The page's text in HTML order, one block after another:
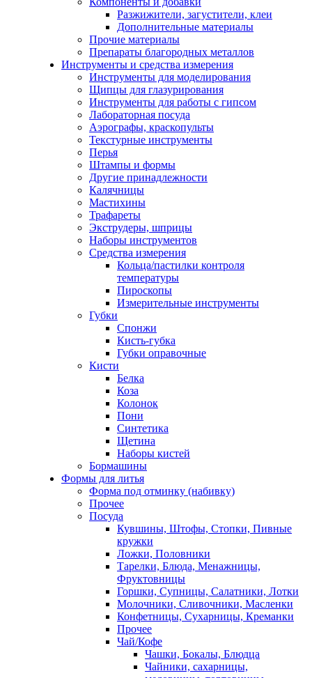
Разжижители, загустители, клеи
Дополнительные материалы
Прочие материалы
Препараты благородных металлов
Инструменты и средства измерения
Инструменты для моделирования
Щипцы для глазурирования
Инструменты для работы с гипсом
Лабораторная посуда
Аэрографы, краскопульты
Текстурные инструменты
Перья
Штампы и формы
Другие принадлежности
Калячницы
Мастихины
Трафареты
Экструдеры, шприцы
Наборы инструментов
Средства измерения
Кольца/пастилки контроля
температуры
Пироскопы
Измерительные инструменты
Губки
Спонжи
Кисть-губка
Губки оправочные
Кисти
Белка
Коза
Колонок
Пони
Синтетика
Щетина
Наборы кистей
Бормашины
Формы для литья
Форма под отминку (набивку)
Прочее
Посуда
Кувшины, Штофы, Стопки, Пивные
кружки
Ложки, Половники
Тарелки, Блюда, Менажницы,
Фруктовницы
Горшки, Супницы, Салатники, Лотки
Молочники, Сливочники, Масленки
Конфетницы, Сухарницы, Креманки
Прочее
Чай/Кофе
Чашки, Бокалы, Блюдца
Чайники, сахарницы,